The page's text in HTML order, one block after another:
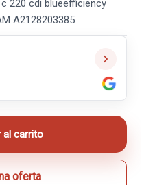
220 cdi blueefficiency
A2128203385
al carrito
oferta